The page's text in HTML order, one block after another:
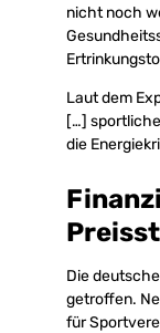
nicht noch
Laut dem
[…]
die
Die
getroffen.
für